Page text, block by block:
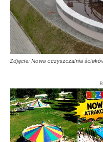
Zdjęcie: Nowa oczyszczalnia